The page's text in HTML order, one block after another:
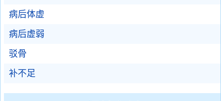
病后体虚
病后虚弱
驳骨
补不足